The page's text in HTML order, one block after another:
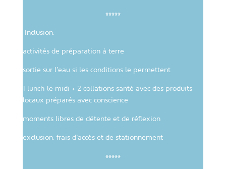
*****
Inclusion:
activités de préparation à terre
sortie sur l’eau si les conditions le permettent
1 lunch le midi + 2 collations santé avec des produits
locaux préparés avec conscience
moments libres de détente et de réflexion
exclusion: frais d’accès et de stationnement
*****